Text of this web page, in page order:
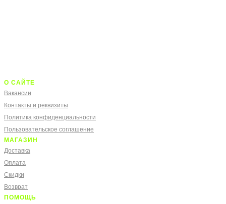
О САЙТЕ
Вакансии
Контакты и реквизиты
Политика конфиденциальности
Пользовательское соглашение
МАГАЗИН
Доставка
Оплата
Скидки
Возврат
ПОМОЩЬ